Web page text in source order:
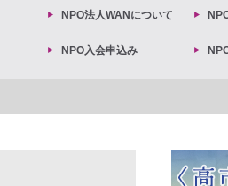
NPO法⼈WANについて
NPO入会申込み
う奴隷制度をなくすために」モード・オリ